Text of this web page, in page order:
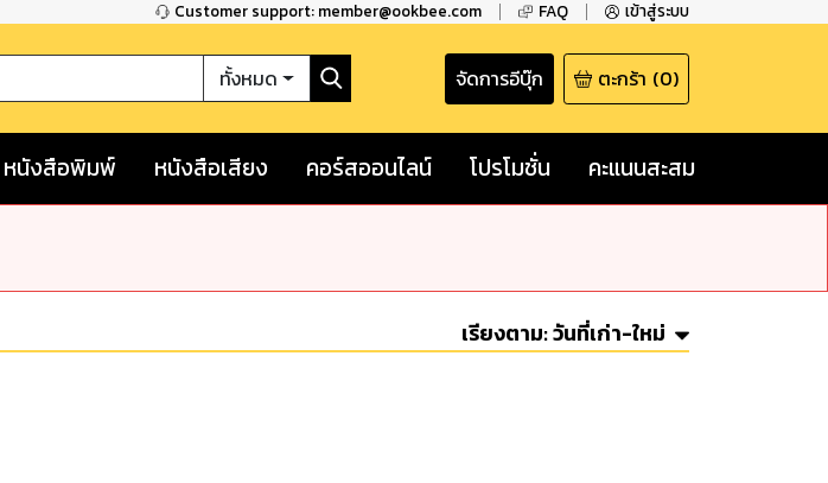
Customer support: member@ookbee.com FAQ เข้าสู่ระบบ
ทั้งหมด จัดการอีบุ๊ก ตะกร้า (0)
หนังสือพิมพ์ หนังสือเสียง คอร์สออนไลน์ โปรโมชั่น คะแนนสะสม
เรียงตาม:วันที่เก่า-ใหม่